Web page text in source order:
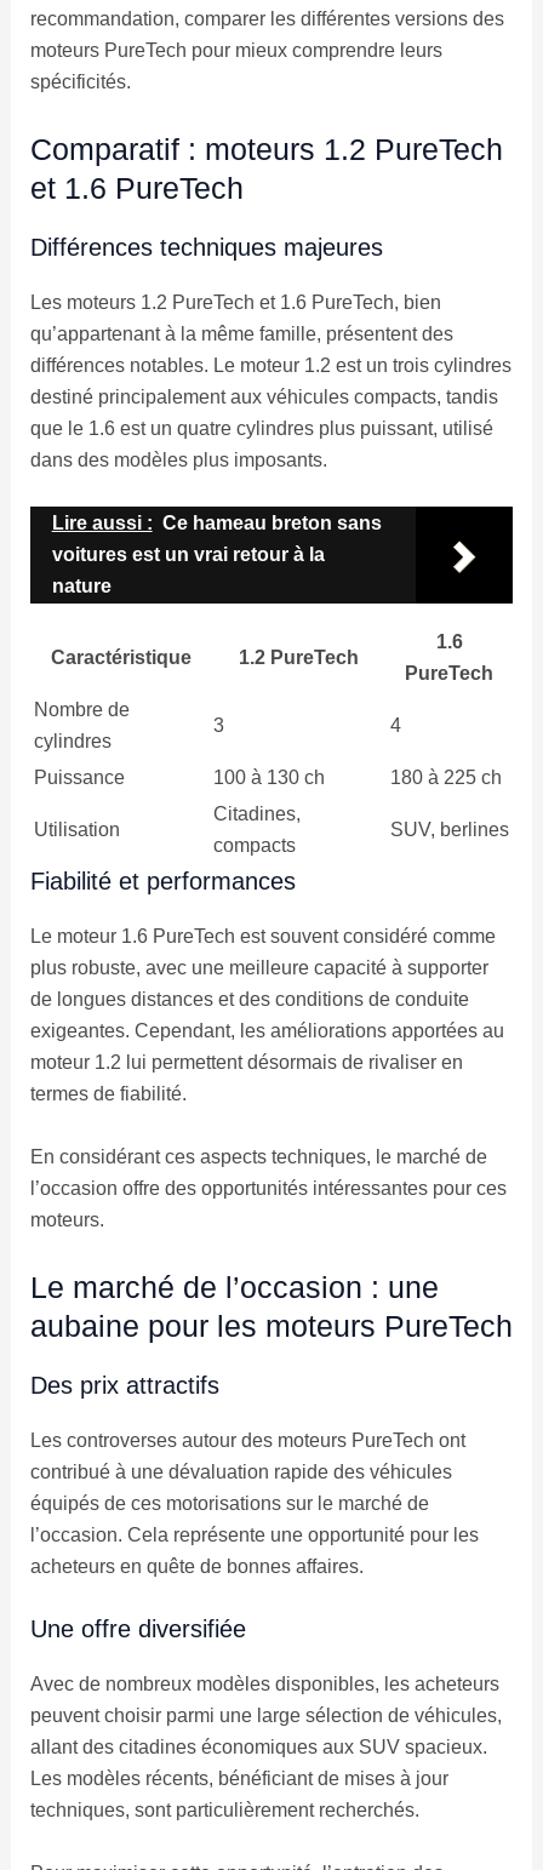
recommandation, comparer les différentes versions des
moteurs PureTech pour mieux comprendre leurs
spécificités.
Comparatif : moteurs 1.2 PureTech
et 1.6 PureTech
Différences techniques majeures
Les moteurs 1.2 PureTech et 1.6 PureTech, bien
qu’appartenant à la même famille, présentent des
différences notables. Le moteur 1.2 est un trois cylindres
destiné principalement aux véhicules compacts, tandis
que le 1.6 est un quatre cylindres plus puissant, utilisé
dans des modèles plus imposants.
Lire aussi : Ce hameau breton sans
voitures est un vrai retour à la
nature
Caractéristique 1.2 PureTech
1.6
PureTech
Nombre de
cylindres
3 4
Puissance 100 à 130 ch 180 à 225 ch
Utilisation
Citadines,
compacts
SUV, berlines
Fiabilité et performances
Le moteur 1.6 PureTech est souvent considéré comme
plus robuste, avec une meilleure capacité à supporter
de longues distances et des conditions de conduite
exigeantes. Cependant, les améliorations apportées au
moteur 1.2 lui permettent désormais de rivaliser en
termes de fiabilité.
En considérant ces aspects techniques, le marché de
l’occasion offre des opportunités intéressantes pour ces
moteurs.
Le marché de l’occasion : une
aubaine pour les moteurs PureTech
Des prix attractifs
Les controverses autour des moteurs PureTech ont
contribué à une dévaluation rapide des véhicules
équipés de ces motorisations sur le marché de
l’occasion. Cela représente une opportunité pour les
acheteurs en quête de bonnes affaires.
Une offre diversifiée
Avec de nombreux modèles disponibles, les acheteurs
peuvent choisir parmi une large sélection de véhicules,
allant des citadines économiques aux SUV spacieux.
Les modèles récents, bénéficiant de mises à jour
techniques, sont particulièrement recherchés.